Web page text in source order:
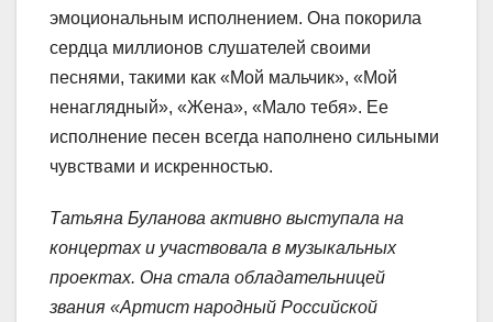
эмоциональным исполнением. Она покорила
сердца миллионов слушателей своими
песнями, такими как «Мой мальчик», «Мой
ненаглядный», «Жена», «Мало тебя». Ее
исполнение песен всегда наполнено сильными
чувствами и искренностью.
Татьяна Буланова активно выступала на
концертах и участвовала в музыкальных
проектах. Она стала обладательницей
звания «Артист народный Российской